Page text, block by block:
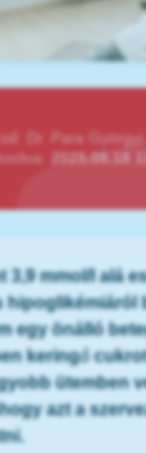
Dr. Para Györgyi
2025.08.18
3,9 mmol/l alá
hipoglikémiáról
egy önálló
keringő
ütemben
azt a